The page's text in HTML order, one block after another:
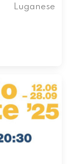
Luganese